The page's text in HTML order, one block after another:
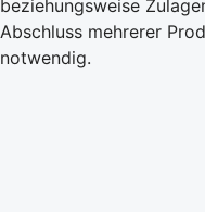
beziehungsweise
Abschluss mehrerer
notwendig.